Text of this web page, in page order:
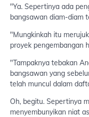
"Ya. Sepertinya ada
bangsawan diam-diam
"Mungkinkah itu
proyek pengembangan
"Tampaknya tebakan
bangsawan yang
telah muncul dalam
Oh, begitu. Sepertinya
menyembunyikan niat